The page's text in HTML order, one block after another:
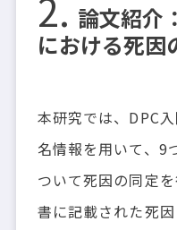
論文紹介
における死因
本研究では、DPC
名情報を用いて、9
ついて死因の同定
書に記載された死